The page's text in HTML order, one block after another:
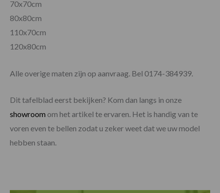
70x70cm
80x80cm
110x70cm
120x80cm
Alle overige maten zijn op aanvraag. Bel 0174-384939.
Dit tafelblad eerst bekijken? Kom dan langs in onze
showroom om het artikel te ervaren. Het is handig van te
voren even te bellen zodat u zeker weet dat we uw model
hebben staan.